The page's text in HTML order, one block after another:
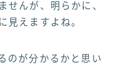
せんが、明らかに、
見えますよね。
のが分かるかと思い